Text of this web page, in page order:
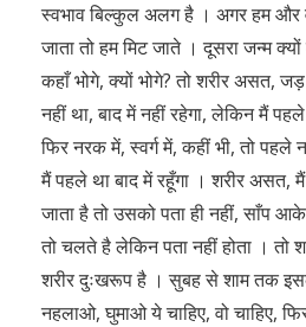
स्वभाव बिल्कुल अलग है । अगर हम और
जाता तो हम मिट जाते । दूसरा जन्म
कहाँ भोगे, क्यों भोगे? तो शरीर असत,
नहीं था, बाद में नहीं रहेगा, लेकिन मैं
फिर नरक में, स्वर्ग में, कहीं भी, तो पहले
मैं पहले था बाद में रहूँगा । शरीर असत,
जाता है तो उसको पता ही नहीं, साँप
तो चलते है लेकिन पता नहीं होता ।
शरीर दुःखरूप है । सुबह से शाम तक
नहलाओ, घुमाओ ये चाहिए, वो चाहिए,